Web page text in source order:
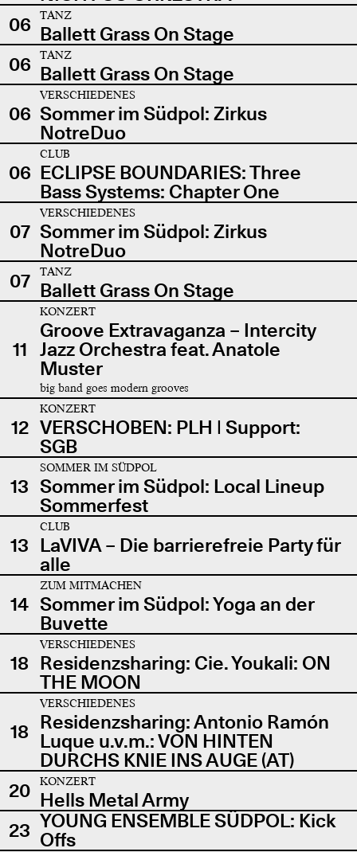
06
TANZ
Ballett Grass On Stage
06
TANZ
Ballett Grass On Stage
06
VERSCHIEDENES
Sommer im Südpol: Zirkus
NotreDuo
06
CLUB
ECLIPSE BOUNDARIES: Three
Bass Systems: Chapter One
07
VERSCHIEDENES
Sommer im Südpol: Zirkus
NotreDuo
07
TANZ
Ballett Grass On Stage
11
KONZERT
Groove Extravaganza – Intercity
Jazz Orchestra feat. Anatole
Muster
big band goes modern grooves
12
KONZERT
VERSCHOBEN: PLH | Support:
SGB
13
SOMMER IM SÜDPOL
Sommer im Südpol: Local Lineup
Sommerfest
13
CLUB
LaVIVA – Die barrierefreie Party für
alle
14
ZUM MITMACHEN
Sommer im Südpol: Yoga an der
Buvette
18
VERSCHIEDENES
Residenzsharing: Cie. Youkali: ON
THE MOON
18
VERSCHIEDENES
Residenzsharing: Antonio Ramón
Luque u.v.m.: VON HINTEN
DURCHS KNIE INS AUGE (AT)
20
KONZERT
Hells Metal Army
23 YOUNG ENSEMBLE SÜDPOL: Kick
Offs